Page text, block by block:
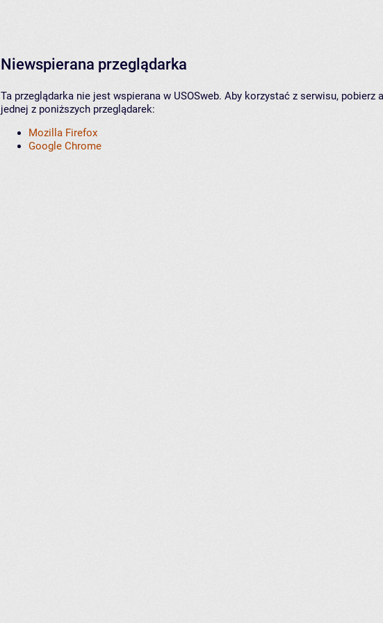
Niewspierana przeglądarka
Ta przeglądarka nie jest wspierana w USOSweb. Aby korzystać z serwisu, pobierz
jednej z poniższych przeglądarek:
Mozilla Firefox
Google Chrome